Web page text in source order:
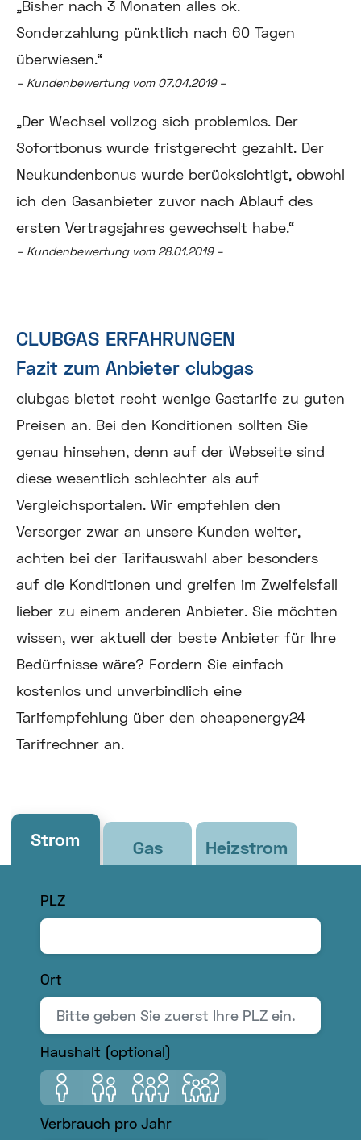
„Bisher nach 3 Monaten alles ok.
Sonderzahlung pünktlich nach 60 Tagen
überwiesen.“
– Kundenbewertung vom 07.04.2019 –
„Der Wechsel vollzog sich problemlos. Der
Sofortbonus wurde fristgerecht gezahlt. Der
Neukundenbonus wurde berücksichtigt, obwohl
ich den Gasanbieter zuvor nach Ablauf des
ersten Vertragsjahres gewechselt habe.“
– Kundenbewertung vom 28.01.2019 –
CLUBGAS ERFAHRUNGEN
Fazit zum Anbieter clubgas
clubgas bietet recht wenige Gastarife zu guten
Preisen an. Bei den Konditionen sollten Sie
genau hinsehen, denn auf der Webseite sind
diese wesentlich schlechter als auf
Vergleichsportalen. Wir empfehlen den
Versorger zwar an unsere Kunden weiter,
achten bei der Tarifauswahl aber besonders
auf die Konditionen und greifen im Zweifelsfall
lieber zu einem anderen Anbieter. Sie möchten
wissen, wer aktuell der beste Anbieter für Ihre
Bedürfnisse wäre? Fordern Sie einfach
kostenlos und unverbindlich eine
Tarifempfehlung über den cheapenergy24
Tarifrechner an.
Strom Gas Heizstrom
PLZ
Ort
Bitte
Sie
zuerst
Ihre
Haushalt (optional)
1 Person2 Personen3 Personen4 Personen
Verbrauch pro Jahr